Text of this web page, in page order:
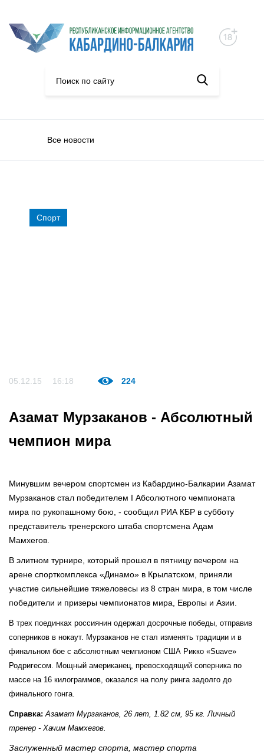
Все новости
Спорт
05.12.15 16:18 224
Азамат Мурзаканов - Абсолютный
чемпион мира
Минувшим вечером спортсмен из Кабардино-Балкарии Азамат
Мурзаканов стал победителем I Абсолютного чемпионата
мира по рукопашному бою, - сообщил РИА КБР в субботу
представитель тренерского штаба спортсмена Адам
Мамхегов.
В элитном турнире, который прошел в пятницу вечером на
арене спорткомплекса «Динамо» в Крылатском, приняли
участие сильнейшие тяжеловесы из 8 стран мира, в том числе
победители и призеры чемпионатов мира, Европы и Азии.
В трех поединках россиянин одержал досрочные победы, отправив
соперников в нокаут. Мурзаканов не стал изменять традиции и в
финальном бое с абсолютным чемпионом США Рикко «Suave»
Родригесом. Мощный американец, превосходящий соперника по
массе на 16 килограммов, оказался на полу ринга задолго до
финального гонга.
Справка: Азамат Мурзаканов, 26 лет, 1.82 см, 95 кг. Личный
тренер - Хачим Мамхегов.
Заслуженный мастер спорта, мастер спорта